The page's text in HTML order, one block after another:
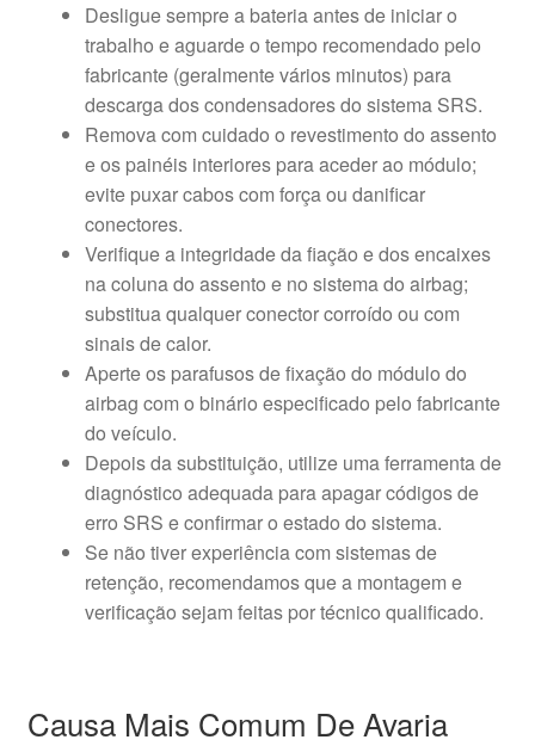
Desligue sempre a bateria antes de iniciar o
trabalho e aguarde o tempo recomendado pelo
fabricante (geralmente vários minutos) para
descarga dos condensadores do sistema SRS.
Remova com cuidado o revestimento do assento
e os painéis interiores para aceder ao módulo;
evite puxar cabos com força ou danificar
conectores.
Verifique a integridade da fiação e dos encaixes
na coluna do assento e no sistema do airbag;
substitua qualquer conector corroído ou com
sinais de calor.
Aperte os parafusos de fixação do módulo do
airbag com o binário especificado pelo fabricante
do veículo.
Depois da substituição, utilize uma ferramenta de
diagnóstico adequada para apagar códigos de
erro SRS e confirmar o estado do sistema.
Se não tiver experiência com sistemas de
retenção, recomendamos que a montagem e
verificação sejam feitas por técnico qualificado.
Causa Mais Comum De Avaria